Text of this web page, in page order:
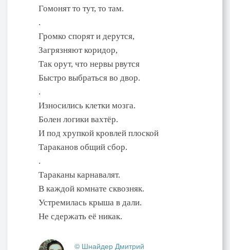
Гомонят то тут, то там.
.
Громко спорят и дерутся,
Загрязняют коридор,
Так орут, что нервы рвутся
Быстро выбраться во двор.
.
Износились клетки мозга.
Болен логики вахтёр.
И под хрупкой кровлей плоской
Тараканов общий сбор.
.
Тараканы карнавалят.
В каждой комнате сквозняк.
Устремилась крыша в дали.
Не сдержать её никак.
© Шнайдер Дмитрий